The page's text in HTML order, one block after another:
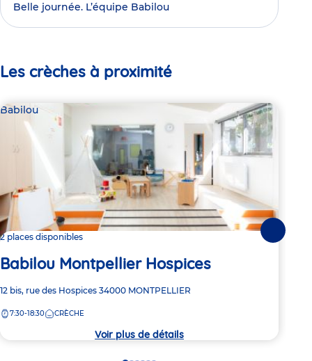
Belle journée. L’équipe Babilou
Les crèches à proximité
Babilou
2 places disponibles
Babilou Montpellier Hospices
Adresse
la
12 bis, rue des Hospices 34000 MONTPELLIER
7:30-18:30 CRÈCHE
Voir plus de détails